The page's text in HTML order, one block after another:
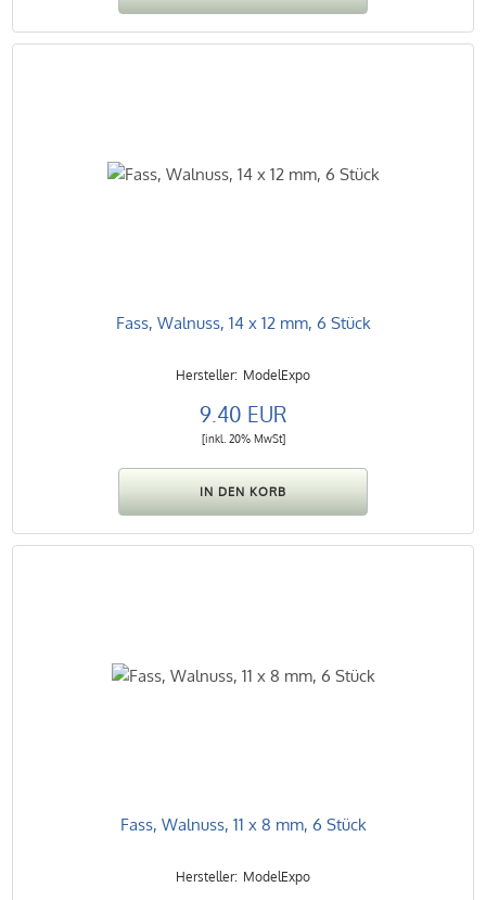
Fass, Walnuss, 14 x 12 mm, 6 Stück
ModelExpo
9.40 EUR
[inkl. 20% MwSt]
Fass, Walnuss, 11 x 8 mm, 6 Stück
ModelExpo